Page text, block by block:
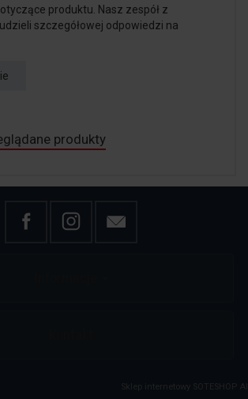
produktu. Nasz zespół z
szczegółowej odpowiedzi na
produkty